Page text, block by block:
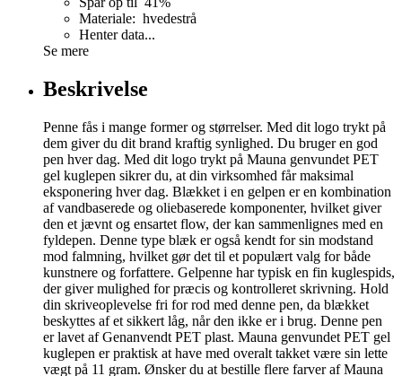
Materiale: hvedestrå
Henter data...
Se mere
Beskrivelse
Penne fås i mange former og størrelser. Med dit logo trykt på
dem giver du dit brand kraftig synlighed. Du bruger en god
pen hver dag. Med dit logo trykt på Mauna genvundet PET
gel kuglepen sikrer du, at din virksomhed får maksimal
eksponering hver dag. Blækket i en gelpen er en kombination
af vandbaserede og oliebaserede komponenter, hvilket giver
den et jævnt og ensartet flow, der kan sammenlignes med en
fyldepen. Denne type blæk er også kendt for sin modstand
mod falmning, hvilket gør det til et populært valg for både
kunstnere og forfattere. Gelpenne har typisk en fin kuglespids,
der giver mulighed for præcis og kontrolleret skrivning. Hold
din skriveoplevelse fri for rod med denne pen, da blækket
beskyttes af et sikkert låg, når den ikke er i brug. Denne pen
er lavet af Genanvendt PET plast. Mauna genvundet PET gel
kuglepen er praktisk at have med overalt takket være sin lette
vægt på 11 gram. Ønsker du at bestille flere farver af Mauna